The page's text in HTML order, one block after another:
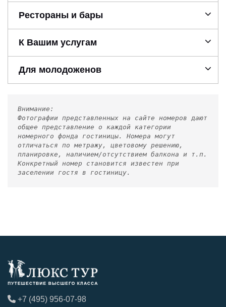
Рестораны и бары
К Вашим услугам
Для молодоженов
Внимание:
Фотографии представленных на сайте номеров дают
общее представление о каждой категории
номерного фонда гостиницы. Номера могут
отличаться по метражу, цветовому решению,
планировке, наличием/отсутствием балкона и т.п.
Конкретный номер становится известен при
заселении гостя в гостиницу.
+7 (495) 956-07-98